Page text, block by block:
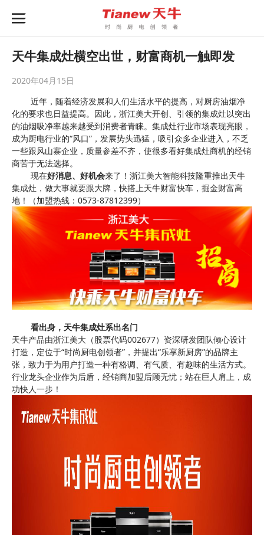
天牛集成灶横空出世，财富商机一触即发
2020年04月15日
近年，随着经济发展和人们生活水平的提高，对厨房油烟净
化的要求也日益提高。因此，浙江美大开创、引领的集成灶以突出
的油烟吸净率越来越受到消费者青睐。集成灶行业市场表现亮眼，
成为厨电行业的“风口”，发展势头迅猛，吸引众多企业进入，不乏
一些跟风山寨企业，质量参差不齐，使很多看好集成灶商机的经销
商苦于无法选择。
现在好消息、好机会来了！浙江美大智能科技隆重推出天牛
集成灶，做大事就要跟大牌，快搭上天牛财富快车，掘金财富高
地！（加盟热线： 0573-87812399）
看出身，天牛集成灶系出名门
天牛产品由浙江美大（股票代码002677）资深研发团队倾心设计
打造，定位于“时尚厨电创领者”，并提出“乐享新厨房”的品牌主
张，致力于为用户打造一种有格调、有气质、有趣味的生活方式。
行业龙头企业作为后盾，经销商加盟后顾无忧；站在巨人肩上，成
功快人一步！